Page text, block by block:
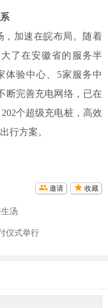
，加速在皖布局。随着
了在安徽省的服务半
体验中心、5家服务中
断完善充电网络，已在
个超级充电桩，高效
行方案。
收藏
邀请
汤
仪式举行